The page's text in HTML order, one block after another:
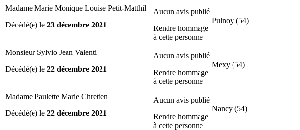
Madame Marie Monique Louise Petit-Matthil
Décédé(e) le 23 décembre 2021
Aucun avis publié
Rendre hommage
à cette personne
Pulnoy (54)
Monsieur Sylvio Jean Valenti
Décédé(e) le 22 décembre 2021
Aucun avis publié
Rendre hommage
à cette personne
Mexy (54)
Madame Paulette Marie Chretien
Décédé(e) le 22 décembre 2021
Aucun avis publié
Rendre hommage
à cette personne
Nancy (54)